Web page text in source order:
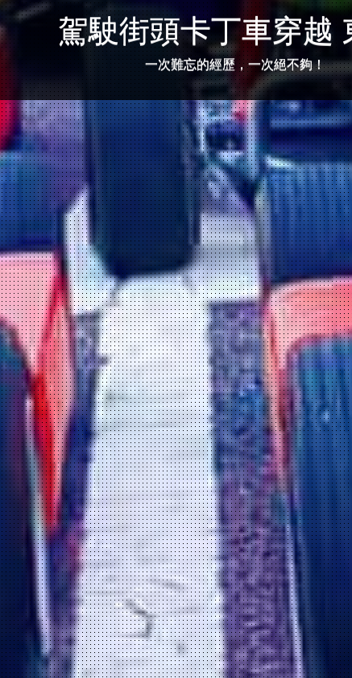
駕駛街頭卡丁車穿越
一次難忘的經歷，一次絕不夠！